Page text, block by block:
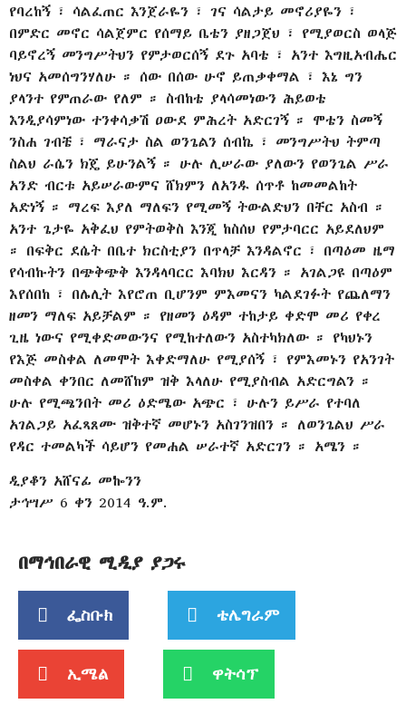
የባረከኝ ፣ ሳልፈጠር እንጀራዬን ፣ ገና ሳልታይ መኖሪያዬን ፣
በምድር መኖር ሳልጀምር የሰማይ ቤቴን ያዘጋጀህ ፣ የሚያወርስ ወላጅ
ባይኖረኝ መንግሥትህን የምታወርሰኝ ደጉ አባቴ ፣ አንተ እግዚአብሔር
ነህና አመሰግንሃለሁ ። ሰው በሰው ሁኖ ይጠቃቀማል ፣ እኔ ግን
ያላንተ የምጠራው የለም ። ስብከቴ ያላሳመነውን ሕይወቴ
እንዲያሳምነው ተንቀሳቃሽ ዐውደ ምሕረት አድርገኝ ። ሞቴን ስመኝ
ንስሐ ገብቼ ፣ ማራናታ ስል ወንጌልን ሰብኬ ፣ መንግሥትህ ትምጣ
ስልህ ራሴን ክጄ ይሁንልኝ ። ሁሉ ሊሠራው ያለውን የወንጌል ሥራ
አንድ ብርቱ አይሠራውምና ሸክምን ለአንዱ ሰጥቶ ከመመልከት
አድነኝ ። ማረፍ እያለ ማለፍን የሚመኝ ትውልድህን በቸር አስብ ።
አንተ ጌታዬ አቅፈህ የምትወቅስ እንጂ ከስሰህ የምታባርር አይደለህም
። በፍቅር ደሴት በቤተ ክርስቲያን በጥላቻ እንዳልኖር ፣ በጣዕመ ዜማ
የሳብኩትን በጭቅጭቅ እንዳላባርር እባክህ እርዳን ። አገልጋዩ በጣዕም
እየሰበከ ፣ በሌሊት እየሮጠ ቢሆንም ምእመናን ካልደገፉት የጨለማን
ዘመን ማለፍ አይቻልም ። የዘመን ዕዳም ተከታይ ቀድሞ መሪ የቀረ
ጊዜ ነውና የሚቀድመውንና የሚከተለውን አስተካክለው ። የካህኑን
የእጅ መስቀል ለመሞት እቀድማለሁ የሚያሰኝ ፣ የምእመኑን የአንገት
መስቀል ቀንበር ለመሸከም ዝቅ እላለሁ የሚያስብል አድርግልን ።
ሁሉ የሚጫንበት መሪ ዕድሜው አጭር ፣ ሁሉን ይሥራ የተባለ
አገልጋይ አፈጻጸሙ ዝቅተኛ መሆኑን አስገንዝበን ። ለወንጌልህ ሥራ
የዳር ተመልካች ሳይሆን የመሐል ሠራተኛ አድርገን ። አሜን ።
ዲያቆን አሸናፊ መኰንን
ታኅሣሥ 6 ቀን 2014 ዓ.ም.
በማኅበራዊ ሚዲያ ያጋሩ
ፌስቡክ ቴሌግራም
ኢሜል ዋትሳፕ